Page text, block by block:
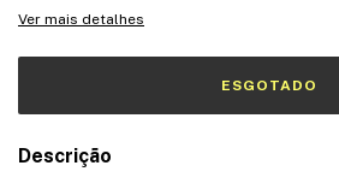
Ver mais detalhes
Descrição